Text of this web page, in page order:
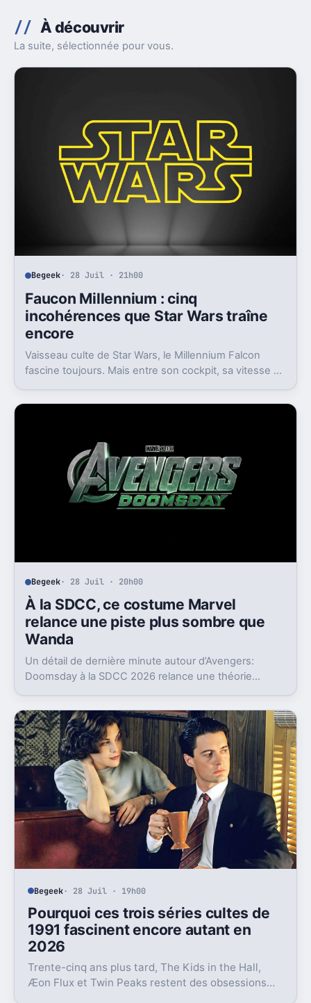
À découvrir
La suite, sélectionnée pour vous.
Begeek· 28 Juil · 21h00
Faucon Millennium : cinq
incohérences que Star Wars traîne
encore
Vaisseau culte de Star Wars, le Millennium Falcon
fascine toujours. Mais entre son cockpit, sa vitesse et
Begeek· 28 Juil · 20h00
À la SDCC, ce costume Marvel
relance une piste plus sombre que
Wanda
Un détail de dernière minute autour d’Avengers:
Doomsday à la SDCC 2026 relance une théorie
Begeek· 28 Juil · 19h00
Pourquoi ces trois séries cultes de
1991 fascinent encore autant en
2026
Trente-cinq ans plus tard, The Kids in the Hall,
Æon Flux et Twin Peaks restent des obsessions